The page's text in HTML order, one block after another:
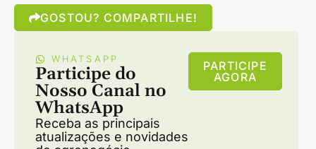
GOSTOU? COMPARTILHE!
WHATSAPP
Participe do
Nosso Canal no
WhatsApp
Receba as principais
atualizações e novidades
PARTICIPE
AGORA